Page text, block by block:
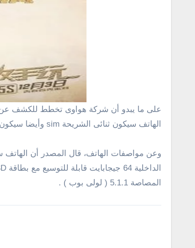
على ما يبدو أن شركة هواوى تخطط للكشف عن هاتفها الجديد والذى يعرف بأسم Huawei Enjoy 5S خلال الأسبوع الحالى وبتحديد يوم 3 ديسمبر, وقد أشارت صورة مسربة أن
الهاتف سيكون ثنائى الشريحة sim وأيضا سيكون لدى الهاتف منفذ وفتحة بطاقة الذاكرة الخارجية MicroSD،كما سيحمل تصميم وجسم من المعدن .
المصاصة 5.1.1 ( لولى بوب ) .